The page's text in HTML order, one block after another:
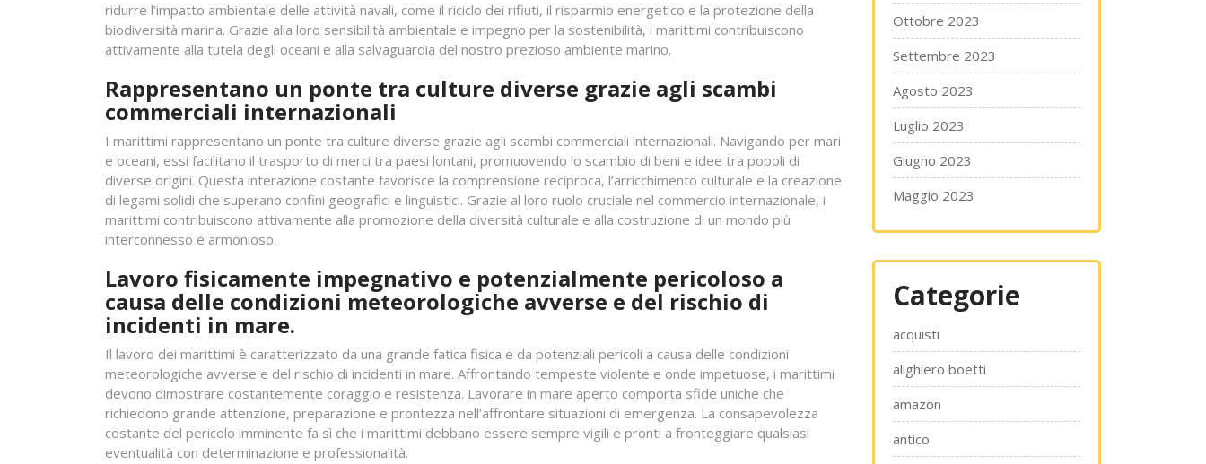
ridurre l’impatto ambientale delle attività navali, come il riciclo dei rifiuti, il risparmio energetico e la protezione della
biodiversità marina. Grazie alla loro sensibilità ambientale e impegno per la sostenibilità, i marittimi contribuiscono
attivamente alla tutela degli oceani e alla salvaguardia del nostro prezioso ambiente marino.
Rappresentano un ponte tra culture diverse grazie agli scambi
commerciali internazionali
I marittimi rappresentano un ponte tra culture diverse grazie agli scambi commerciali internazionali. Navigando per mari
e oceani, essi facilitano il trasporto di merci tra paesi lontani, promuovendo lo scambio di beni e idee tra popoli di
diverse origini. Questa interazione costante favorisce la comprensione reciproca, l’arricchimento culturale e la creazione
di legami solidi che superano confini geografici e linguistici. Grazie al loro ruolo cruciale nel commercio internazionale, i
marittimi contribuiscono attivamente alla promozione della diversità culturale e alla costruzione di un mondo più
interconnesso e armonioso.
Lavoro fisicamente impegnativo e potenzialmente pericoloso a
causa delle condizioni meteorologiche avverse e del rischio di
incidenti in mare.
Il lavoro dei marittimi è caratterizzato da una grande fatica fisica e da potenziali pericoli a causa delle condizioni
meteorologiche avverse e del rischio di incidenti in mare. Affrontando tempeste violente e onde impetuose, i marittimi
devono dimostrare costantemente coraggio e resistenza. Lavorare in mare aperto comporta sfide uniche che
richiedono grande attenzione, preparazione e prontezza nell’affrontare situazioni di emergenza. La consapevolezza
costante del pericolo imminente fa sì che i marittimi debbano essere sempre vigili e pronti a fronteggiare qualsiasi
eventualità con determinazione e professionalità.
Ottobre 2023
Settembre 2023
Agosto 2023
Luglio 2023
Giugno 2023
Maggio 2023
Categorie
acquisti
alighiero boetti
amazon
antico